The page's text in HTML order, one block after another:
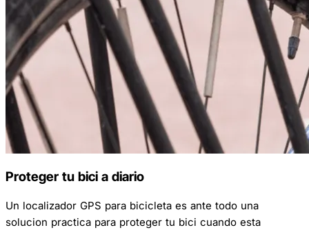
Proteger tu bici a diario
Un localizador GPS para bicicleta es ante todo una
solucion practica para proteger tu bici cuando esta